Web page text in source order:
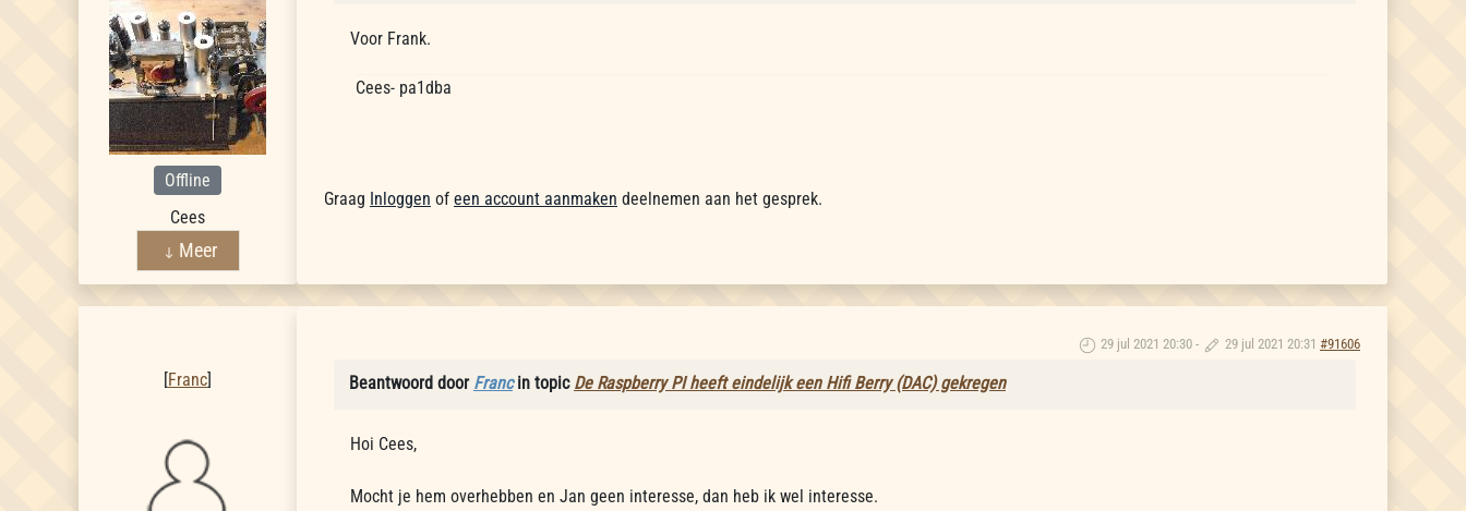
Offline
Cees
Meer
Voor Frank.
Cees- pa1dba
Graag Inloggen of een account aanmaken deelnemen aan het gesprek.
[Franc]
29 jul 2021 20:30 - 29 jul 2021 20:31 #91606
Beantwoord door Francin topic De Raspberry PI heeft eindelijk een Hifi Berry (DAC) gekregen
Hoi Cees,
Mocht je hem overhebben en Jan geen interesse, dan heb ik wel interesse.